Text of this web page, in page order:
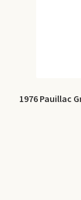
1976 Pauillac